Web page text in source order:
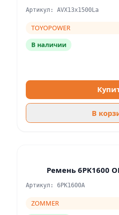
Артикул: AVX13x1500La
TOYOPOWER
В наличии
В
Ремень 6PK1600
Артикул: 6PK1600A
ZOMMER